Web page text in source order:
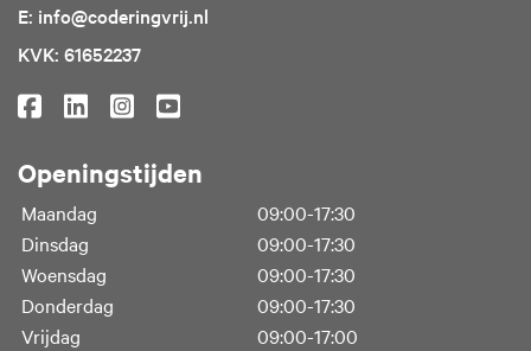
E: info@coderingvrij.nl
KVK: 61652237
Openingstijden
Maandag
09:00-17:30
Dinsdag
09:00-17:30
Woensdag
09:00-17:30
Donderdag
09:00-17:30
Vrijdag
09:00-17:00